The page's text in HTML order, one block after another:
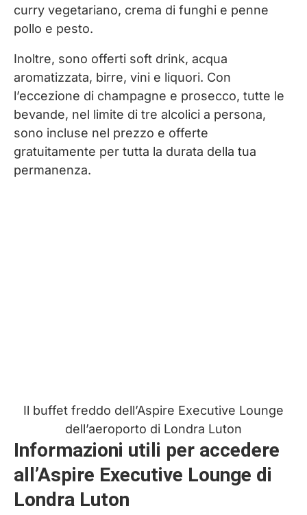
curry vegetariano, crema di funghi e penne
pollo e pesto.
Inoltre, sono offerti soft drink, acqua
aromatizzata, birre, vini e liquori. Con
l’eccezione di champagne e prosecco, tutte le
bevande, nel limite di tre alcolici a persona,
sono incluse nel prezzo e offerte
gratuitamente per tutta la durata della tua
permanenza.
Il buffet freddo dell’Aspire Executive Lounge
dell’aeroporto di Londra Luton
Informazioni utili per accedere
all’Aspire Executive Lounge di
Londra Luton